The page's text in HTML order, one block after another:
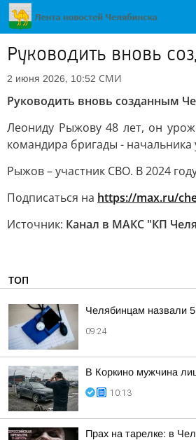
Руководить вновь
2 июня 2026, 10:52 СМИ
Руководить вновь созданным
Леониду Рыжову 48 лет, он
командира бригады -
Рыжов – участник СВО. В 2024
Подписаться на https://max.ru/
Источник: Канал в МАКС "КП
ТОП
Челябинцам назвали
09:24
В Коркино мужчина
10:13
Прах на тарелке: в